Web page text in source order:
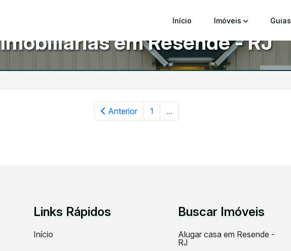
Início Imóveis Guias
Imobiliárias em Resende - RJ
Anterior 1 ...
Links Rápidos
Início
Buscar Imóveis
Alugar casa em Resende -
RJ